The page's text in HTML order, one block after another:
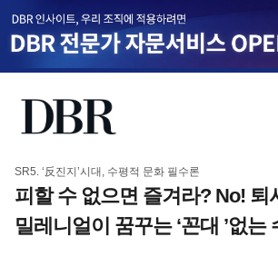
SR5. ‘反진지’시대, 수평적 문화 필수론
피할 수 없으면 즐겨라? No! 퇴
밀레니얼이 꿈꾸는 ‘꼰대 ’없는